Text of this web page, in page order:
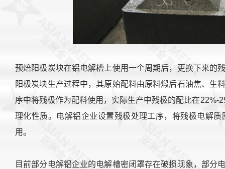
预焙阳极炭块在铝电解槽上使用一个周期后，更换下来的
阳极炭块生产过程中，其原始配料由原料煅后石油焦、生
序中将残极作为配料使用，实际生产中残极的配比在
理化性质。电解铝企业设置残极处理工序，将残极电解
用。
目前部分电解铝企业的电解槽密闭罩存在破损现象，部分